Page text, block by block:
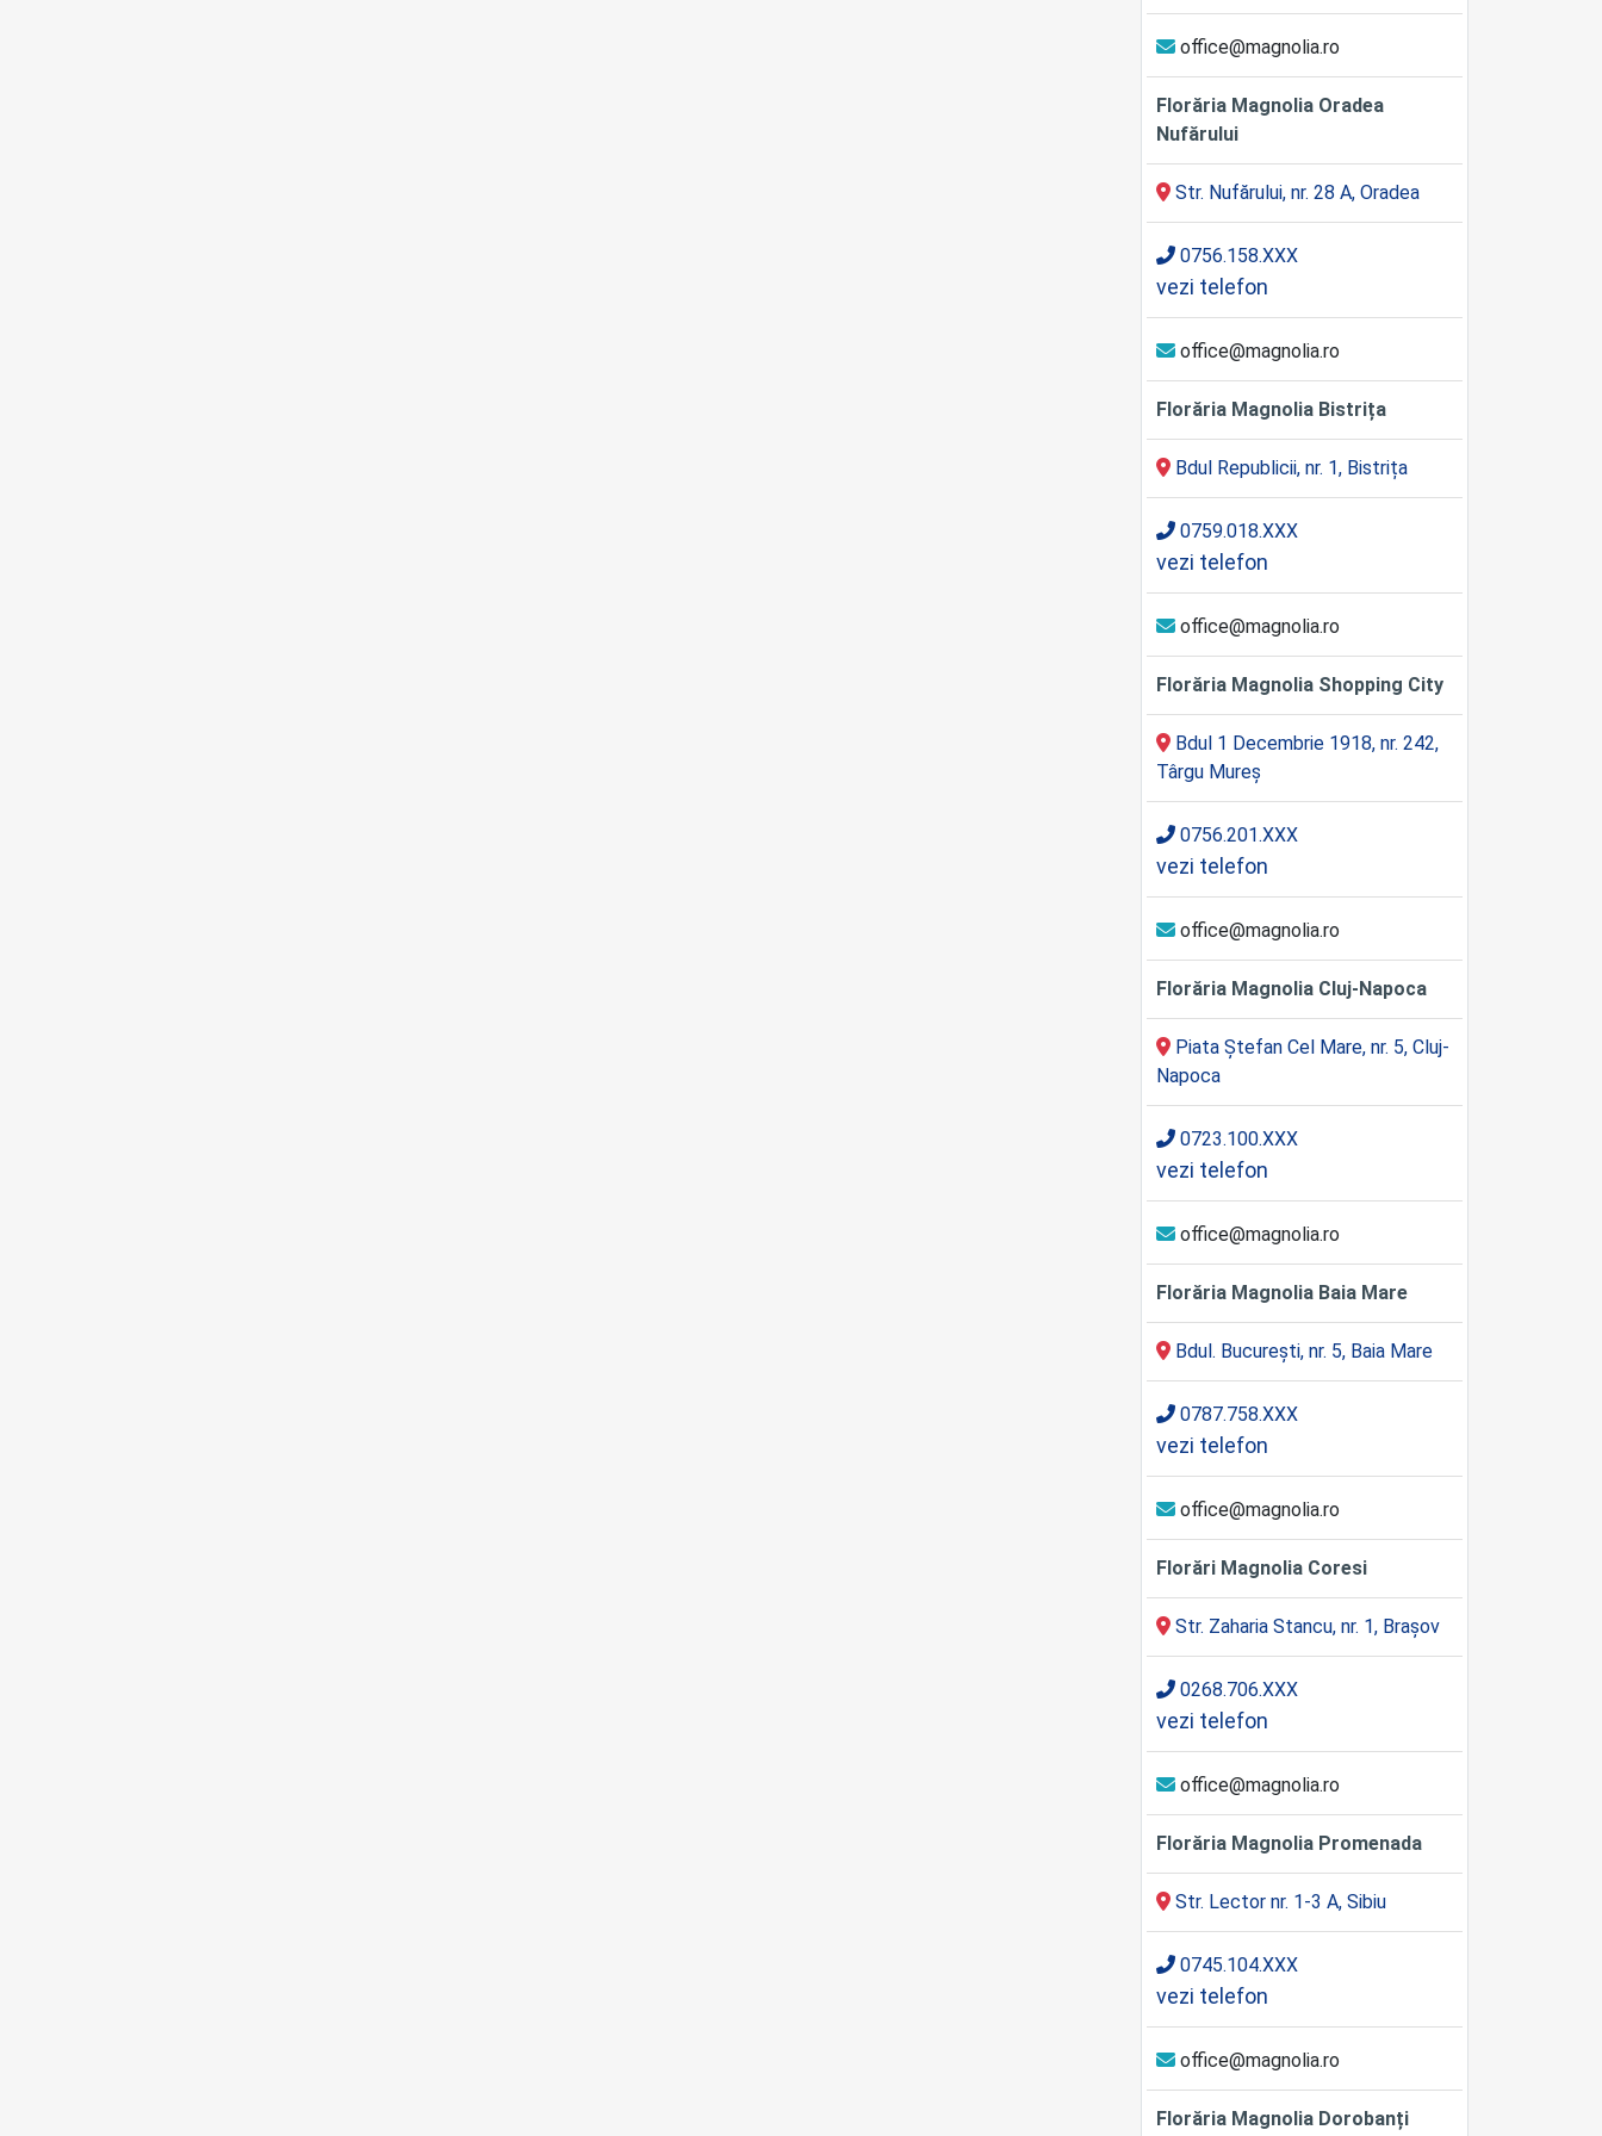
office@magnolia.ro
Florăria Magnolia Oradea
Nufărului
Str. Nufărului, nr. 28 A, Oradea
0756.158.XXX
vezi telefon
office@magnolia.ro
Florăria Magnolia Bistrița
Bdul Republicii, nr. 1, Bistrița
0759.018.XXX
vezi telefon
office@magnolia.ro
Florăria Magnolia Shopping City
Bdul 1 Decembrie 1918, nr. 242,
Târgu Mureș
0756.201.XXX
vezi telefon
office@magnolia.ro
Florăria Magnolia Cluj-Napoca
Piata Ștefan Cel Mare, nr. 5, Cluj-
Napoca
0723.100.XXX
vezi telefon
office@magnolia.ro
Florăria Magnolia Baia Mare
Bdul. București, nr. 5, Baia Mare
0787.758.XXX
vezi telefon
office@magnolia.ro
Florări Magnolia Coresi
Str. Zaharia Stancu, nr. 1, Brașov
0268.706.XXX
vezi telefon
office@magnolia.ro
Florăria Magnolia Promenada
Str. Lector nr. 1-3 A, Sibiu
0745.104.XXX
vezi telefon
office@magnolia.ro
Florăria Magnolia Dorobanți